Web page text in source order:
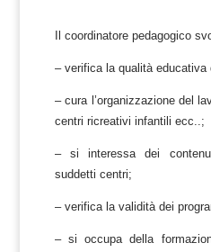
Il coordinatore pedagogico
– verifica la qualità
– cura l’organizzazione del
centri ricreativi infantili ecc..;
– si interessa dei
suddetti centri;
– verifica la validità dei
– si occupa della